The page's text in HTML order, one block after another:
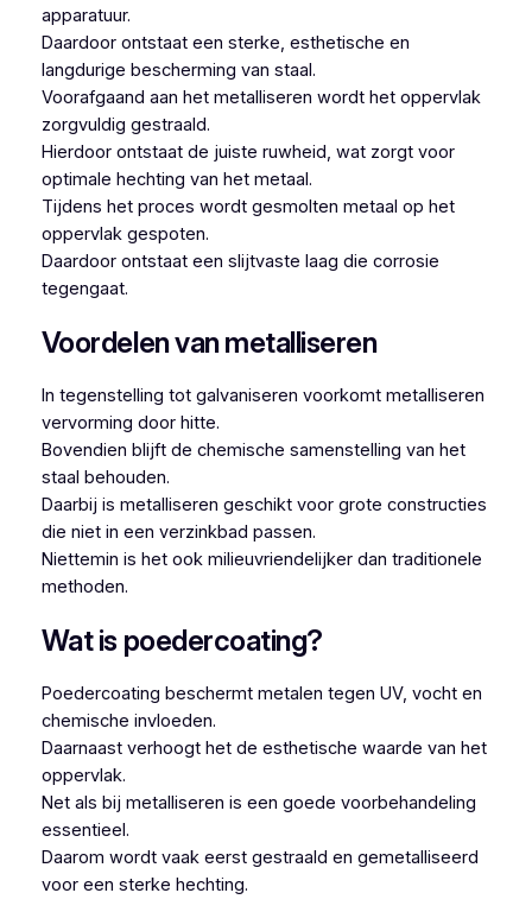
apparatuur.
Daardoor ontstaat een sterke, esthetische en
langdurige bescherming van staal.
Voorafgaand aan het metalliseren wordt het oppervlak
zorgvuldig gestraald.
Hierdoor ontstaat de juiste ruwheid, wat zorgt voor
optimale hechting van het metaal.
Tijdens het proces wordt gesmolten metaal op het
oppervlak gespoten.
Daardoor ontstaat een slijtvaste laag die corrosie
tegengaat.
Voordelen van metalliseren
In tegenstelling tot galvaniseren voorkomt metalliseren
vervorming door hitte.
Bovendien blijft de chemische samenstelling van het
staal behouden.
Daarbij is metalliseren geschikt voor grote constructies
die niet in een verzinkbad passen.
Niettemin is het ook milieuvriendelijker dan traditionele
methoden.
Wat is poedercoating?
Poedercoating beschermt metalen tegen UV, vocht en
chemische invloeden.
Daarnaast verhoogt het de esthetische waarde van het
oppervlak.
Net als bij metalliseren is een goede voorbehandeling
essentieel.
Daarom wordt vaak eerst gestraald en gemetalliseerd
voor een sterke hechting.